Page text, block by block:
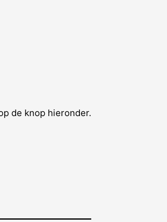
de knop hieronder.